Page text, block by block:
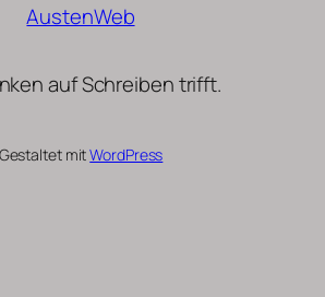
AustenWeb
auf Schreiben trifft.
Gestaltet mitWordPress